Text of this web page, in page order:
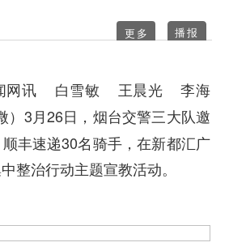
更多
网讯 白雪敏 王晨光 李海
3月26日，烟台交警三大队邀
丰速递30名骑手，在新都汇广
整治行动主题宣教活动。